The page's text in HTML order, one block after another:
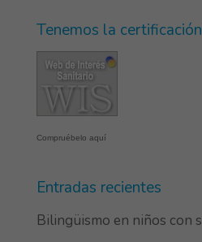
Tenemos la
Compruébelo aquí
Entradas recientes
Bilingüismo en niños con